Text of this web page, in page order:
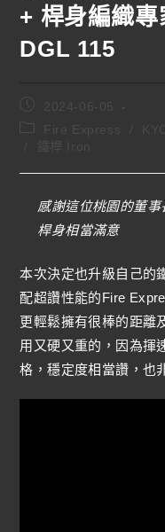
+ 桿身編織
DGL 115
2024-06-05
鐵桿 Iron
感謝這位桃園的董
桿身相當滿意
本次決定也升級自己的
配超讚性能的Fire
更輕鬆擁有很棒的距離
用又硬又重的，因為揮
格，穩定度相當讚，也